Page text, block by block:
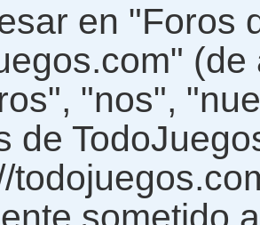
en "Foros
"nos",
de